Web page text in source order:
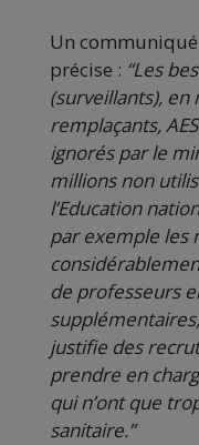
Un
précise : “Les
(surveillants), en
remplaçants,
ignorés par le
millions non
l’Education
par exemple les
de professeurs
justifie des
prendre en
qui n’ont que
sanitaire.”